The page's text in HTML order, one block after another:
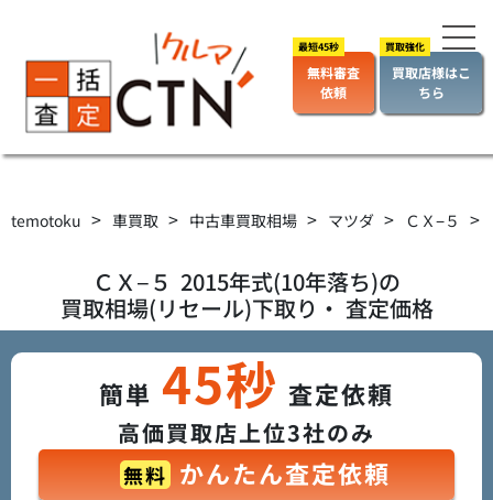
無料審査
依頼
買取店様はこ
ちら
temotoku > 車買取 > 中古車買取相場 > マツダ > ＣＸ−５ >
ＣＸ−５ 2015年式(10年落ち)の
買取相場(リセール)下取り・ 査定価格
簡単 45秒 査定依頼
高価買取店上位3社のみ
無料 かんたん査定依頼